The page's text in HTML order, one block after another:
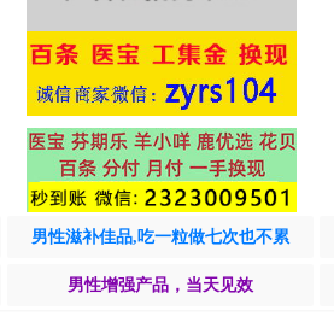
男性滋补佳品,吃一粒做七次也不累
男性增强产品，当天见效